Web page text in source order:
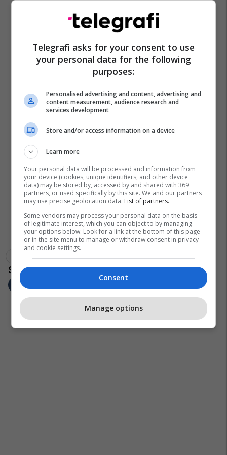
Telegrafi asks for your consent to use
your personal data for the following
purposes:
Personalised advertising and content, advertising and
content measurement, audience research and
services development
Store and/or access information on a device
Learn more
Your personal data will be processed and information from
your device (cookies, unique identifiers, and other device
data) may be stored by, accessed by and shared with 369
partners, or used specifically by this site. We and our partners
may use precise geolocation data. List of partners.
Some vendors may process your personal data on the basis
of legitimate interest, which you can object to by managing
your options below. Look for a link at the bottom of this page
or in the site menu to manage or withdraw consent in privacy
and cookie settings.
Consent
Manage options